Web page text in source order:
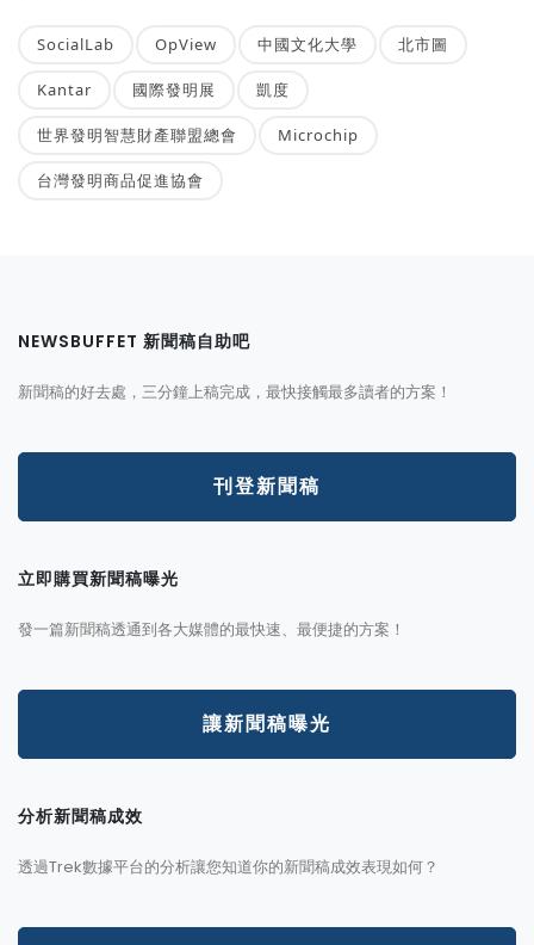
SocialLab OpView 中國文化大學 北市圖
Kantar 國際發明展 凱度
世界發明智慧財產聯盟總會 Microchip
台灣發明商品促進協會
NEWSBUFFET 新聞稿自助吧
新聞稿的好去處，三分鐘上稿完成，最快接觸最多讀者的方案！
刊登新聞稿
立即購買新聞稿曝光
發一篇新聞稿透通到各大媒體的最快速、最便捷的方案！
讓新聞稿曝光
分析新聞稿成效
透過Trek數據平台的分析讓您知道你的新聞稿成效表現如何？